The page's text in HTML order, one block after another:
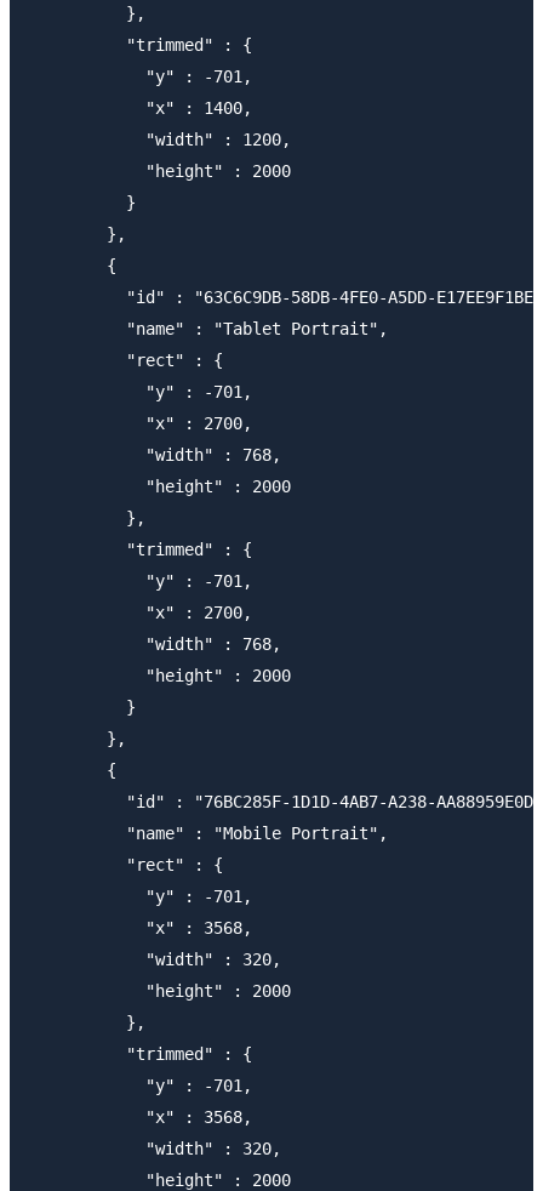
          },
          "trimmed" : {
            "y" : -701,
            "x" : 1400,
            "width" : 1200,
            "height" : 2000
          }
        },
        {
"id" : "63C6C9DB-58DB-4FE0-A5DD-
          "name" : "Tablet Portrait",
          "rect" : {
            "y" : -701,
            "x" : 2700,
            "width" : 768,
            "height" : 2000
          },
          "trimmed" : {
            "y" : -701,
            "x" : 2700,
            "width" : 768,
            "height" : 2000
          }
        },
        {
"id" : "76BC285F-1D1D-4AB7-A238-
          "name" : "Mobile Portrait",
          "rect" : {
            "y" : -701,
            "x" : 3568,
            "width" : 320,
            "height" : 2000
          },
          "trimmed" : {
            "y" : -701,
            "x" : 3568,
            "width" : 320,
            "height" : 2000